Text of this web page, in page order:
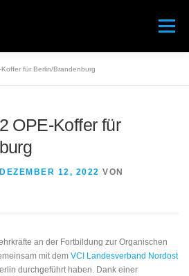
Menü
ALLGEMEINE INFORMATIONEN
für Berlin/Brandenburg
OPE-Koffer für
DEZEMBER 12, 2022 VON
an der Fortbildung zur Organischen
mit dem VCI Landesverband Nordost
durchgeführt haben. Dank einer